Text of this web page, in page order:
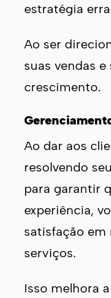
estratégia
Ao ser
suas vendas
crescimento.
Ao dar aos
resolvendo
para garantir
experiência,
satisfação em
serviços.
Isso melhora